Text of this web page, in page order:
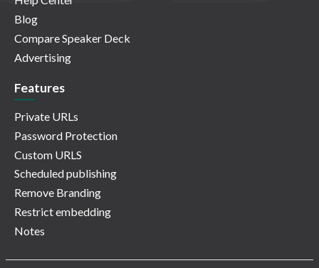
Blog
Compare Speaker Deck
Advertising
Features
Private URLs
Password Protection
Custom URLS
Scheduled publishing
Remove Branding
Restrict embedding
Notes